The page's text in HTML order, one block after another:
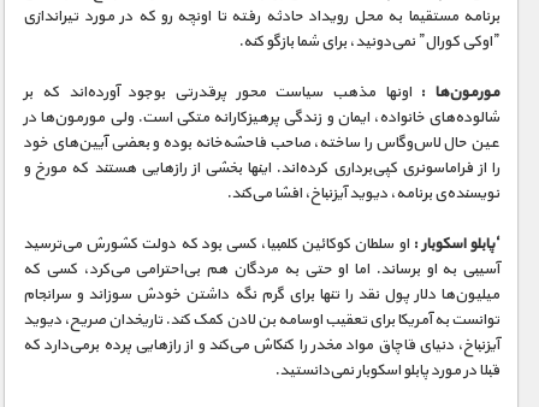
برنامه مستقیما به محل رویداد حادثه رفته تا اونچه رو که در مورد تیراندازی
”اوکی کورال” نمی‌دونید، برای شما بازگو کنه.
مورمون‌ها : اونها مذهب سیاست محور پرقدرتی بوجود آورده‌اند که بر
شالوده‌های خانواده، ایمان و زندگی پرهیزکارانه متکی است. ولی مورمون‌ها در
عین حال لاس‌وگاس را ساخته‌، صاحب فاحشه‌خانه بوده و بعضی آیین‌های خود
را از فراماسونری کپی‌برداری کرده‌اند. اینها بخشی از رازهایی هستند که مورخ و
نویسنده‌ی برنامه، دیوید آیزنباخ، افشا می‌کند.
‘پابلو اسکوبار :او سلطان کوکائین کلمبیا، کسی بود که دولت کشورش می‌ترسید
آسیبی به او برساند. اما او حتی به مردگان هم بی‌احترامی می‌كرد، کسی که
میلیون‌ها دلار پول نقد را تنها برای گرم نگه داشتن خودش سوزاند و سرانجام
توانست به آمریکا برای تعقیب اوسامه بن لادن کمک کند. تاریخدان صریح، دیوید
آیزنباخ، دنیای قاچاق مواد مخدر را کنکاش می‌کند و از رازهایی پرده برمی‌دارد که
قبلا در مورد پابلو اسکوبار نمی‌­دانستید.